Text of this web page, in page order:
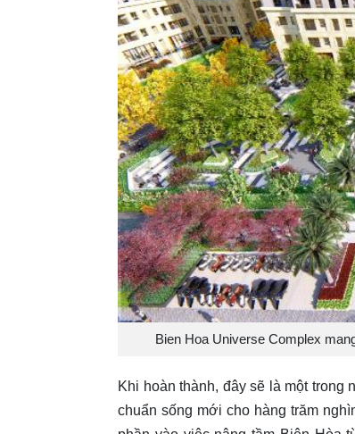
Bien Hoa Universe Complex
Khi hoàn thành, đây sẽ là một
chuẩn sống mới cho hàng trăm